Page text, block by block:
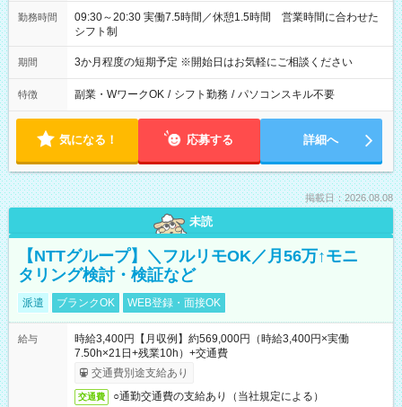
勤務時間
09:30～20:30 実働7.5時間／休憩1.5時間 営業時間に合わせた
シフト制
期間 3か月程度の短期予定 ※開始日はお気軽にご相談ください
特徴 副業・WワークOK / シフト勤務 / パソコンスキル不要
気になる！ 応募する 詳細へ
掲載日：2026.08.08
未読
【NTTグループ】＼フルリモOK／月56万↑モニ
タリング検討・検証など
派遣 ブランクOK WEB登録・面接OK
給与
時給3,400円【月収例】約569,000円（時給3,400円×実働
7.50h×21日+残業10h）+交通費
交通費別途支給あり
交通費 ○通勤交通費の支給あり（当社規定による）